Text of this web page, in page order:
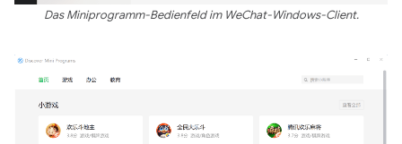
Das Miniprogramm-Bedienfeld im WeChat-Windows-Client.